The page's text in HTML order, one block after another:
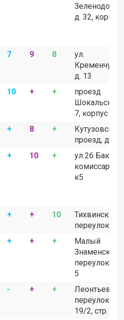
д. 32, корп. 6
7 9 8
ул.
д. 13
10 + +
проезд
7, корпус 2
+ 8 +
Кутузовский
проезд, д.10
+ 10 +
ул 26
комиссаров,
к5
+ + 10
Тихвинский
переулок,
+ + +
Малый
Знаменский
переулок, 7/
5
- + +
переулок, д.
19/2, стр. 1